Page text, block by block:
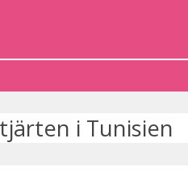
i Tunisien